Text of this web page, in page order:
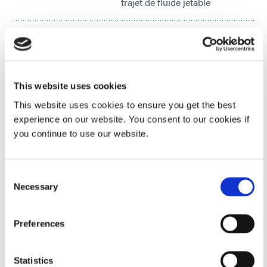
This website uses cookies
This website uses cookies to ensure you get the best
experience on our website. You consent to our cookies if
you continue to use our website.
Selection
Necessary
Preferences
Statistics
Matériaux de
construction
Pression d'air de
service
75-100 psi [5 – 7 bars]
Activation
Contrôleur de vanne ou
Pression
En fonction du tube ; 100 psi
Vous recherchez des spécifications techniques
supplémentaires ? Consultez notre bibliothèque de